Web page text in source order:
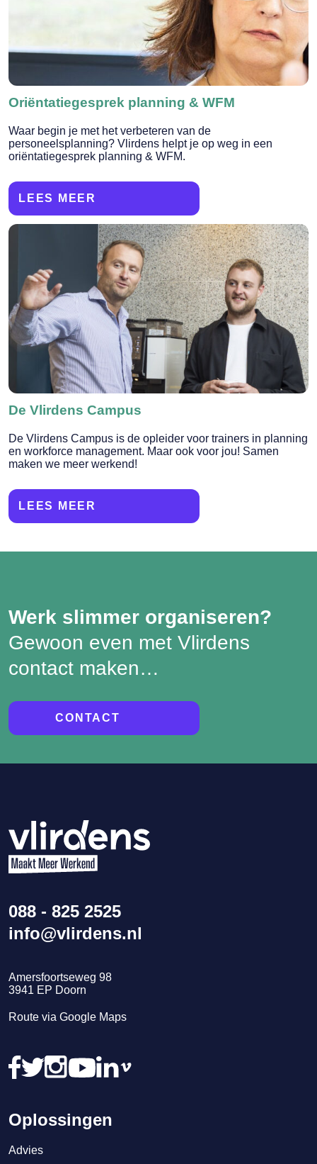
Oriëntatiegesprek planning & WFM
Waar begin je met het verbeteren van de
personeelsplanning? Vlirdens helpt je op weg in een
oriëntatiegesprek planning & WFM.
LEES MEER
De Vlirdens Campus
De Vlirdens Campus is de opleider voor trainers in planning
en workforce management. Maar ook voor jou! Samen
maken we meer werkend!
LEES MEER
Werk slimmer organiseren?
Gewoon even met Vlirdens
contact maken…
CONTACT
088 - 825 2525
info@vlirdens.nl
Amersfoortseweg 98
3941 EP Doorn
Route via Google Maps
Oplossingen
Advies